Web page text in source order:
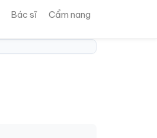
Bác sĩ Cẩm nang